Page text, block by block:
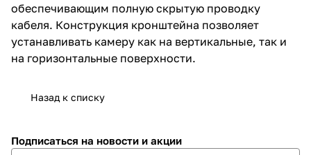
обеспечивающим полную скрытую проводку
кабеля. Конструкция кронштейна позволяет
устанавливать камеру как на вертикальные, так и
на горизонтальные поверхности.
Назад к списку
Подписаться на новости и акции